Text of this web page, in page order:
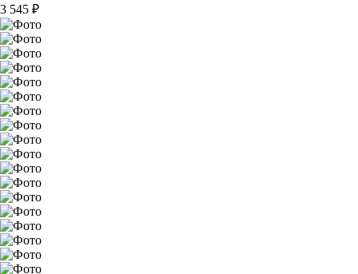
3 545 ₽